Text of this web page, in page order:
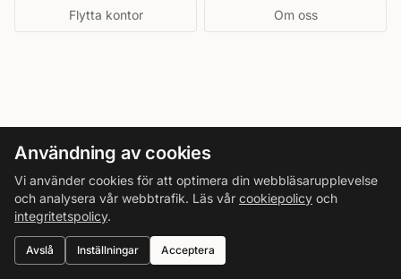
Flytta kontor Om oss
Användning av cookies
Vi använder cookies för att optimera din webbläsarupplevelse
och analysera vår webbtrafik. Läs vår cookiepolicy och
integritetspolicy.
Avslå Inställningar Acceptera